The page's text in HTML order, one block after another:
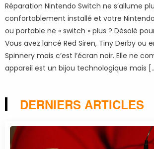
Réparation Nintendo Switch ne s’allume
confortablement installé et votre
ou portable ne « switch » plus ? Désolé
Vous avez lancé Red Siren, Tiny Derby ou
Spinnery mais c’est l’écran noir. Elle ne
appareil est un bijou technologique mais
DERNIERS ARTICLES